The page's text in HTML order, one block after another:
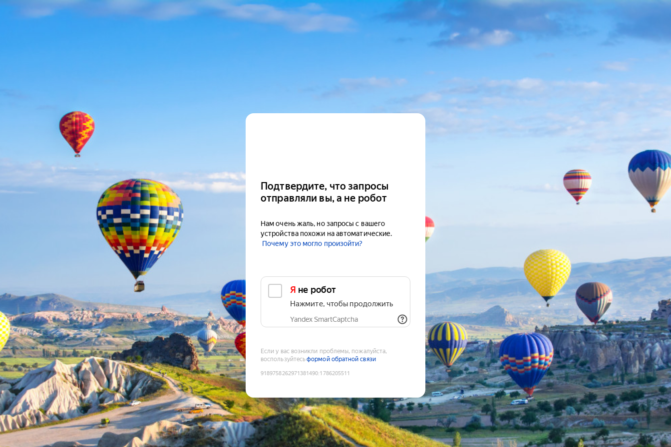
Подтвердите, что запросы
отправляли вы, а не робот
Нам очень жаль, но запросы с вашего
устройства похожи на автоматические.
Почему это могло произойти?
Я не робот
Нажмите, чтобы продолжить
Yandex SmartCaptcha
Если у вас возникли проблемы, пожалуйста,
воспользуйтесьформой обратной связи
9189758262971381490:1786205511